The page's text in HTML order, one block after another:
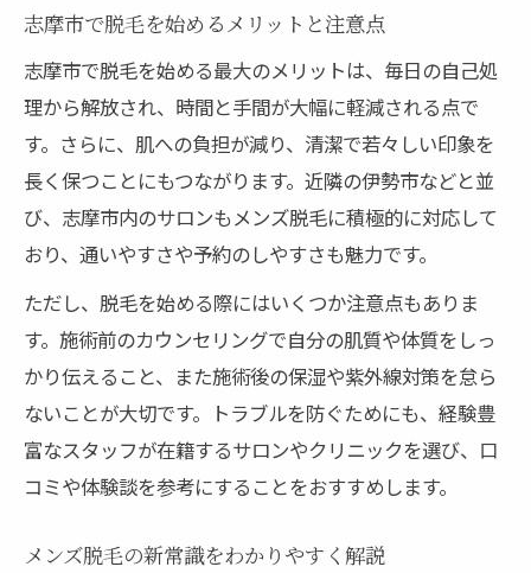
志摩市で脱毛を始めるメリットと注意点
志摩市で脱毛を始める最大のメリットは、毎日の自己処
理から解放され、時間と手間が大幅に軽減される点で
す。さらに、肌への負担が減り、清潔で若々しい印象を
長く保つことにもつながります。近隣の伊勢市などと並
び、志摩市内のサロンもメンズ脱毛に積極的に対応して
おり、通いやすさや予約のしやすさも魅力です。
ただし、脱毛を始める際にはいくつか注意点もありま
す。施術前のカウンセリングで自分の肌質や体質をしっ
かり伝えること、また施術後の保湿や紫外線対策を怠ら
ないことが大切です。トラブルを防ぐためにも、経験豊
富なスタッフが在籍するサロンやクリニックを選び、口
コミや体験談を参考にすることをおすすめします。
メンズ脱毛の新常識をわかりやすく解説